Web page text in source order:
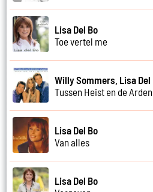
Lisa Del Bo
Toe vertel me
Willy Sommers, Lisa Del
Tussen Heist en de
Lisa Del Bo
Van alles
Lisa Del Bo